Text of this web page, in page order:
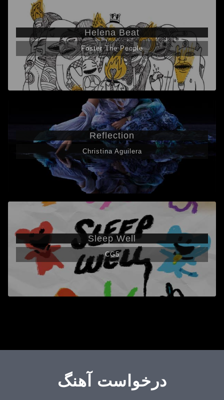
Helena Beat
Foster The People
Reflection
Christina Aguilera
Sleep Well
CG5
درخواست آهنگ